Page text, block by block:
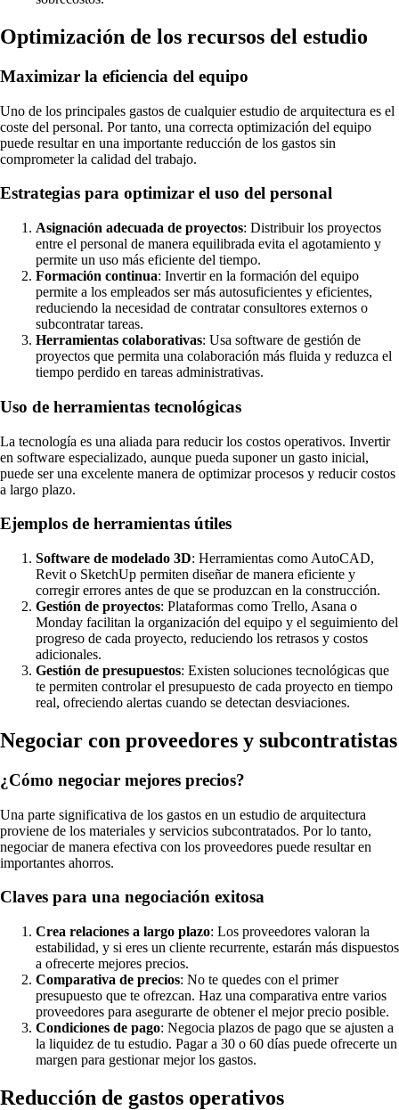
Optimización de los recursos del estudio
Maximizar la eficiencia del equipo
Uno de los principales gastos de cualquier estudio de arquitectura es el
coste del personal. Por tanto, una correcta optimización del equipo
puede resultar en una importante reducción de los gastos sin
comprometer la calidad del trabajo.
Estrategias para optimizar el uso del personal
Asignación adecuada de proyectos: Distribuir los proyectos
entre el personal de manera equilibrada evita el agotamiento y
permite un uso más eficiente del tiempo.
Formación continua: Invertir en la formación del equipo
permite a los empleados ser más autosuficientes y eficientes,
reduciendo la necesidad de contratar consultores externos o
subcontratar tareas.
Herramientas colaborativas: Usa software de gestión de
proyectos que permita una colaboración más fluida y reduzca el
tiempo perdido en tareas administrativas.
Uso de herramientas tecnológicas
La tecnología es una aliada para reducir los costos operativos. Invertir
en software especializado, aunque pueda suponer un gasto inicial,
puede ser una excelente manera de optimizar procesos y reducir costos
a largo plazo.
Ejemplos de herramientas útiles
Software de modelado 3D: Herramientas como AutoCAD,
Revit o SketchUp permiten diseñar de manera eficiente y
corregir errores antes de que se produzcan en la construcción.
Gestión de proyectos: Plataformas como Trello, Asana o
Monday facilitan la organización del equipo y el seguimiento del
progreso de cada proyecto, reduciendo los retrasos y costos
adicionales.
Gestión de presupuestos: Existen soluciones tecnológicas que
te permiten controlar el presupuesto de cada proyecto en tiempo
real, ofreciendo alertas cuando se detectan desviaciones.
Negociar con proveedores y subcontratistas
¿Cómo negociar mejores precios?
Una parte significativa de los gastos en un estudio de arquitectura
proviene de los materiales y servicios subcontratados. Por lo tanto,
negociar de manera efectiva con los proveedores puede resultar en
importantes ahorros.
Claves para una negociación exitosa
Crea relaciones a largo plazo: Los proveedores valoran la
estabilidad, y si eres un cliente recurrente, estarán más dispuestos
a ofrecerte mejores precios.
Comparativa de precios: No te quedes con el primer
presupuesto que te ofrezcan. Haz una comparativa entre varios
proveedores para asegurarte de obtener el mejor precio posible.
Condiciones de pago: Negocia plazos de pago que se ajusten a
la liquidez de tu estudio. Pagar a 30 o 60 días puede ofrecerte un
margen para gestionar mejor los gastos.
Reducción de gastos operativos